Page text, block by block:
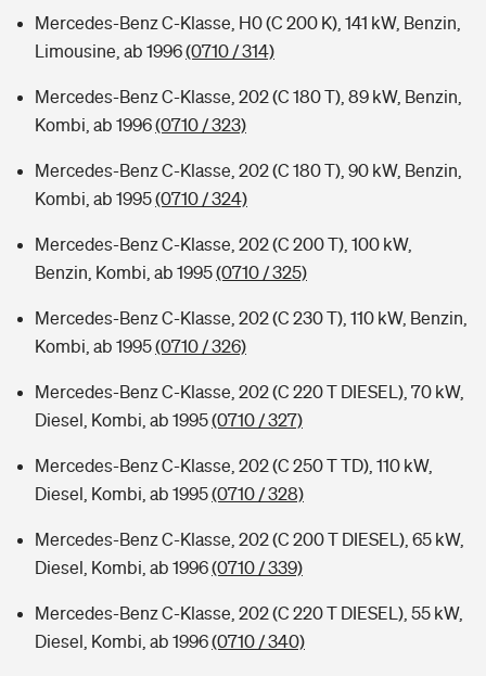
Mercedes-Benz C-Klasse, H0 (C 200 K), 141 kW, Benzin,
Limousine, ab 1996(0710 / 314)
Mercedes-Benz C-Klasse, 202 (C 180 T), 89 kW, Benzin,
Kombi, ab 1996(0710 / 323)
Mercedes-Benz C-Klasse, 202 (C 180 T), 90 kW, Benzin,
Kombi, ab 1995(0710 / 324)
Mercedes-Benz C-Klasse, 202 (C 200 T), 100 kW,
Benzin, Kombi, ab 1995(0710 / 325)
Mercedes-Benz C-Klasse, 202 (C 230 T), 110 kW, Benzin,
Kombi, ab 1995(0710 / 326)
Mercedes-Benz C-Klasse, 202 (C 220 T DIESEL), 70 kW,
Diesel, Kombi, ab 1995(0710 / 327)
Mercedes-Benz C-Klasse, 202 (C 250 T TD), 110 kW,
Diesel, Kombi, ab 1995(0710 / 328)
Mercedes-Benz C-Klasse, 202 (C 200 T DIESEL), 65 kW,
Diesel, Kombi, ab 1996(0710 / 339)
Mercedes-Benz C-Klasse, 202 (C 220 T DIESEL), 55 kW,
Diesel, Kombi, ab 1996(0710 / 340)